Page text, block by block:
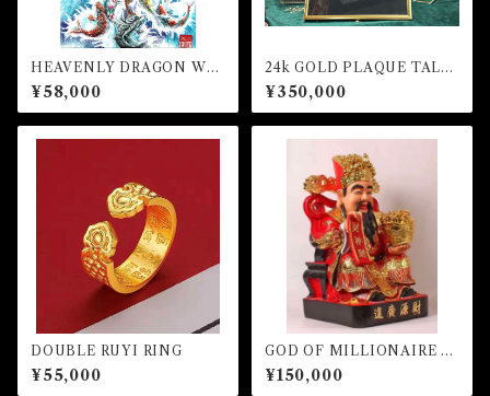
HEAVENLY DRAGON WIT
H ABUNDANCES NINE C
ARPS (額縁あり）
¥58,000
24k GOLD PLAQUE TALIS
MAN FOR HONOR AND R
ICHES
¥350,000
DOUBLE RUYI RING
¥55,000
GOD OF MILLIONAIRE -R
ed ver.-
¥150,000